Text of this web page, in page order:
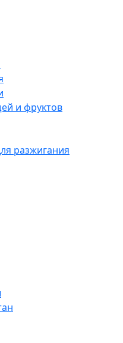
и фруктов
разжигания